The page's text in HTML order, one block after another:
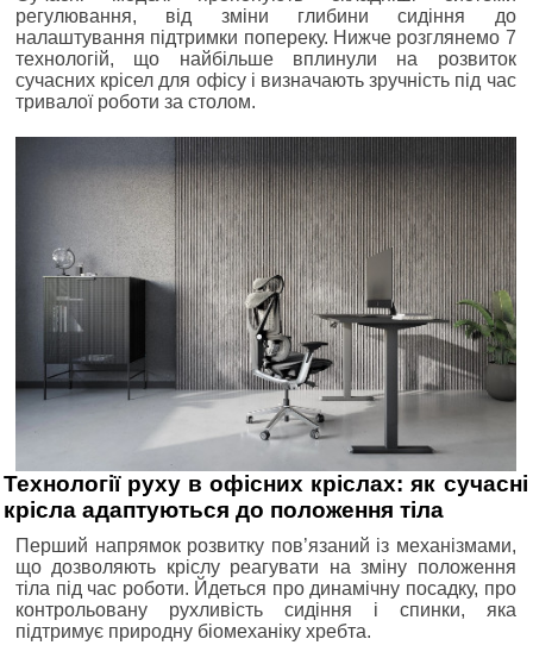
регулювання, від зміни глибини сидіння до
налаштування підтримки попереку. Нижче розглянемо 7
технологій, що найбільше вплинули на розвиток
сучасних крісел для офісу і визначають зручність під час
тривалої роботи за столом.
Технології руху в офісних кріслах: як сучасні
крісла адаптуються до положення тіла
Перший напрямок розвитку пов’язаний із механізмами,
що дозволяють кріслу реагувати на зміну положення
тіла під час роботи. Йдеться про динамічну посадку, про
контрольовану рухливість сидіння і спинки, яка
підтримує природну біомеханіку хребта.